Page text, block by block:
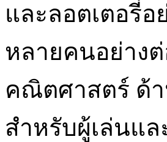
และลอตเตอรี่
หลายคนอย่าง
คณิตศาสตร์ ด้
สำหรับผู้เล่นแล